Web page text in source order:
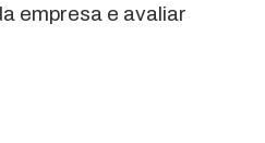
empresa e avaliar